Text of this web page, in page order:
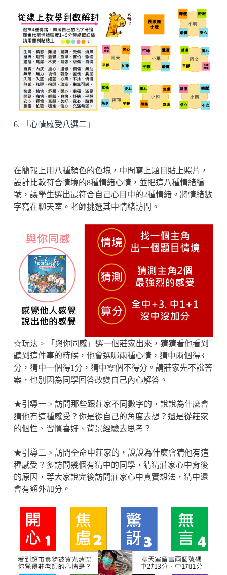
6. 「心情感受八選二」
在簡報上用八種顏色的色塊，中間寫上題目貼上照片，
設計比較符合情境的8種情緒心情，並把這八種情緒編
號，讓學生選出最符合自己心目中的2種情緒。將情緒數
字寫在聊天室。老師挑選其中情緒訪問。
☆玩法 > 「與你同感」選一個莊家出來，猜猜看他看到
聽到這件事的時候，他會選哪兩種心情，猜中兩個得3
分，猜中一個得1分，猜中零個不得分。請莊家先不說答
案，也別因為同學回答改變自己內心解答。
★引導一 > 訪問那些跟莊家不同數字的，說說為什麼會
猜他有這種感受？你是從自己的角度去想？還是從莊家
的個性、習慣喜好、背景經驗去思考？
★引導二 > 訪問全命中莊家的，說說為什麼會猜他有這
種感受？多訪問幾個有猜中的同學，猜猜莊家心中背後
的原因，等大家說完後訪問莊家心中真實想法，猜中還
會有額外加分。